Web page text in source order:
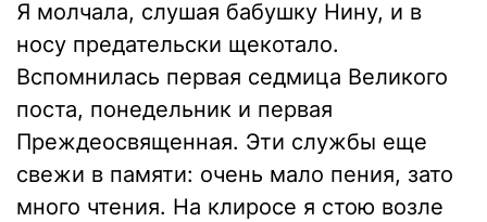
Я молчала, слушая бабушку Нину, и в
носу предательски щекотало.
Вспомнилась первая седмица Великого
поста, понедельник и первая
Преждеосвященная. Эти службы еще
свежи в памяти: очень мало пения, зато
много чтения. На клиросе я стою возле